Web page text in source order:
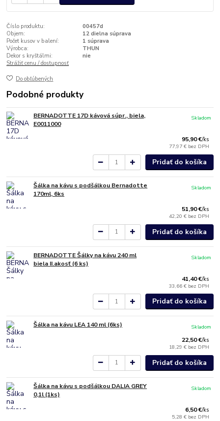
Číslo produktu:
00457d
Objem:
12 dielna súprava
Počet kusov v balení:
1 súprava
Výrobca:
THUN
Dekor s kryštálmi:
nie
Strážiť cenu / dostupnosť
Do obľúbených
Podobné produkty
BERNADOTTE 17D kávová súpr., biela,
E0011000
95,90 €/ks
77,97 € bez DPH
Skladom
Pridať do košíka
Šálka na kávu s podšálkou Bernadotte
170ml, 6ks
51,90 €/ks
42,20 € bez DPH
Skladom
Pridať do košíka
BERNADOTTE Šálky na kávu 240 ml
biela II.akosť (6 ks)
41,40 €/ks
33,66 € bez DPH
Skladom
Pridať do košíka
Šálka na kávu LEA 140 ml (6ks)
22,50 €/ks
18,29 € bez DPH
Skladom
Pridať do košíka
Šálka na kávu s podšálkou DALIA GREY
0,1l (1ks)
6,50 €/ks
5,28 € bez DPH
Skladom